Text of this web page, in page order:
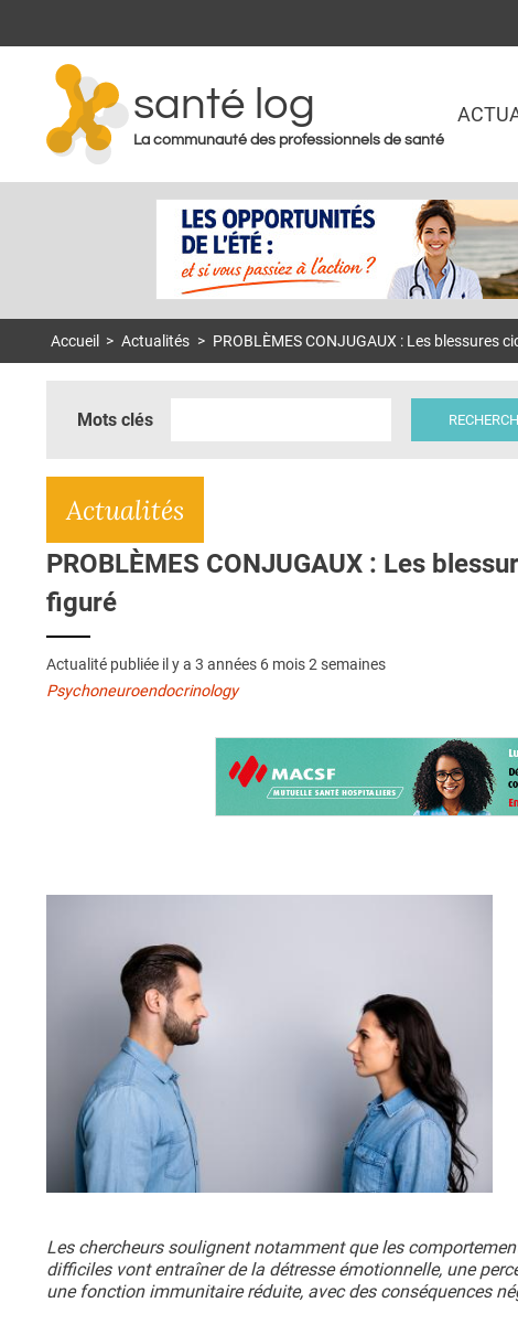
santé log
La communauté des professionnels de santé
Accueil > Actualités > PROBLÈMES CONJUGAUX : Les
Mots clés
Actualités
PROBLÈMES CONJUGAUX : Les
figuré
Actualité publiée il y a 3 années 6 mois 2 semaines
Psychoneuroendocrinology
Les chercheurs soulignent notamment que les
difficiles vont entraîner de la détresse émotionnelle, une
une fonction immunitaire réduite, avec des conséquences